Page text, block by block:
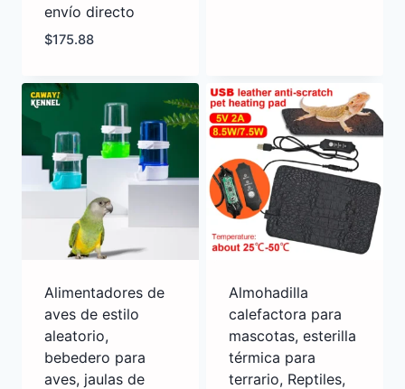
envío directo
$175.88
Alimentadores de
aves de estilo
aleatorio,
bebedero para
aves, jaulas de
Almohadilla
calefactora para
mascotas, esterilla
térmica para
terrario, Reptiles,